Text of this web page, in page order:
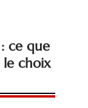
ce que
le choix